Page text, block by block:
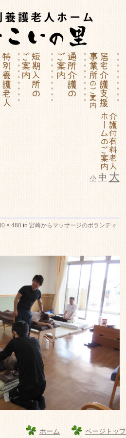
小 中 大
ーム | 介護付有料
いの里
× 480 in宮崎からマッサージのボランティ
ホーム ページトップ